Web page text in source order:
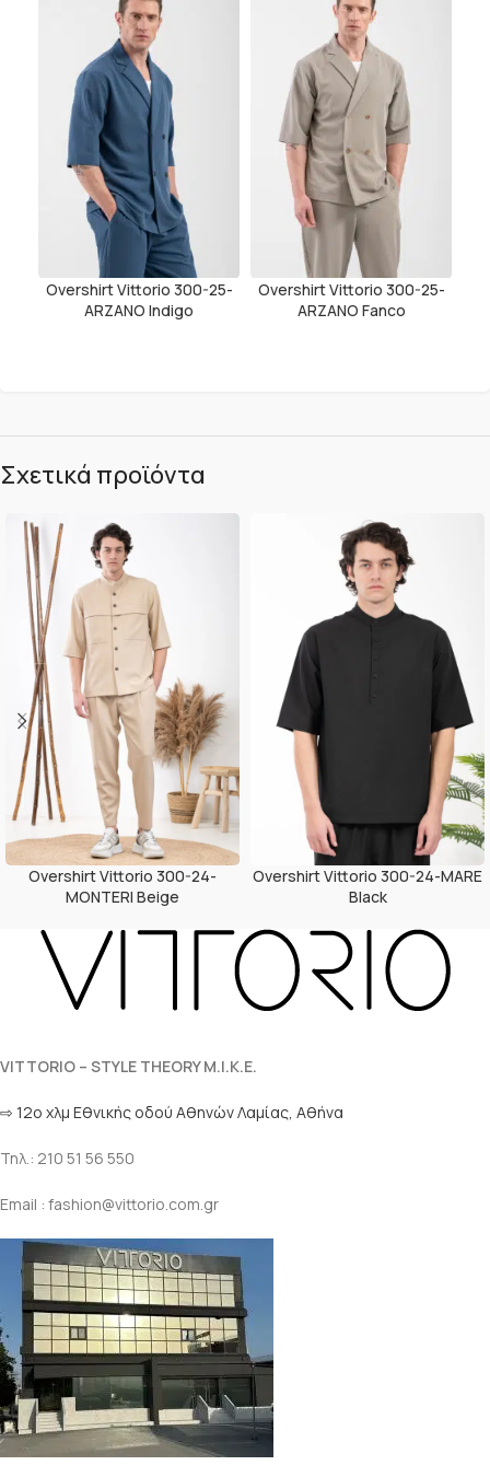
Overshirt Vittorio 300-25-
ARZANO Indigo
Overshirt Vittorio 300-25-
ARZANO Fanco
Σχετικά προϊόντα
Overshirt Vittorio 300-24-
MONTERI Beige
Overshirt Vittorio 300-24-MARE
Black
VITTORIO – STYLE THEORY M.I.K.E.
⇨ 12ο χλμ Eθνικής οδού Αθηνών Λαμίας, Αθήνα
Τηλ.: 210 51 56 550
Email : fashion@vittorio.com.gr